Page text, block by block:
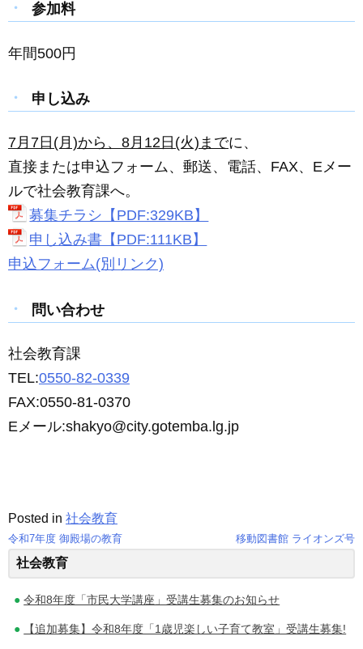
参加料
年間500円
申し込み
7月7日(月)から、8月12日(火)までに、
直接または申込フォーム、郵送、電話、FAX、Eメー
ルで社会教育課へ。
募集チラシ【PDF:329KB】
申し込み書【PDF:111KB】
申込フォーム(別リンク)
問い合わせ
社会教育課
TEL:0550-82-0339
FAX:0550-81-0370
Eメール:shakyo@city.gotemba.lg.jp
Posted in 社会教育
投
令和7年度 御殿場の教育 移動図書館 ライオンズ号
社会教育
令和8年度「市民大学講座」受講生募集のお知らせ
【追加募集】令和8年度「1歳児楽しい子育て教室」受講生募集!